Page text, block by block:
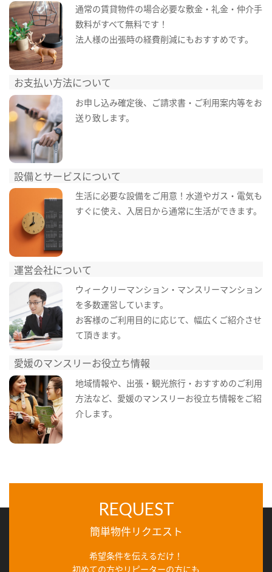
通常の賃貸物件の場合必要な敷金・礼金・仲介手
数料がすべて無料です！
法人様の出張時の経費削減にもおすすめです。
お支払い方法について
お申し込み確定後、ご請求書・ご利用案内等をお
送り致します。
設備とサービスについて
生活に必要な設備をご用意！水道やガス・電気も
すぐに使え、入居日から通常に生活ができます。
運営会社について
ウィークリーマンション・マンスリーマンション
を多数運営しています。
お客様のご利用目的に応じて、幅広くご紹介させ
て頂きます。
愛媛のマンスリーお役立ち情報
地域情報や、出張・観光旅行・おすすめのご利用
方法など、愛媛のマンスリーお役立ち情報をご紹
介します。
REQUEST
簡単物件リクエスト
希望条件を伝えるだけ！
初めての方やリピーターの方にも